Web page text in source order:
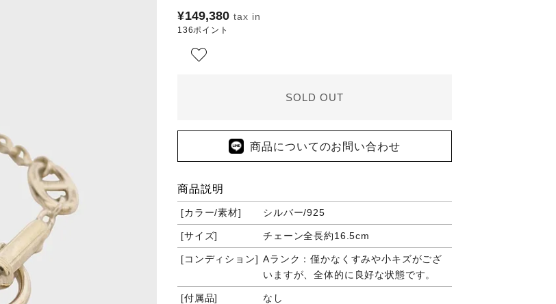
¥149,380
136ポイント
SOLD OUT
商品についてのお問い合わせ
商品説明
カラー/素材 シルバー/925
サイズ チェーン全長約16.5cm
コンディション
Aランク：僅かなくすみや小キズがござ
いますが、全体的に良好な状態です。
付属品 なし